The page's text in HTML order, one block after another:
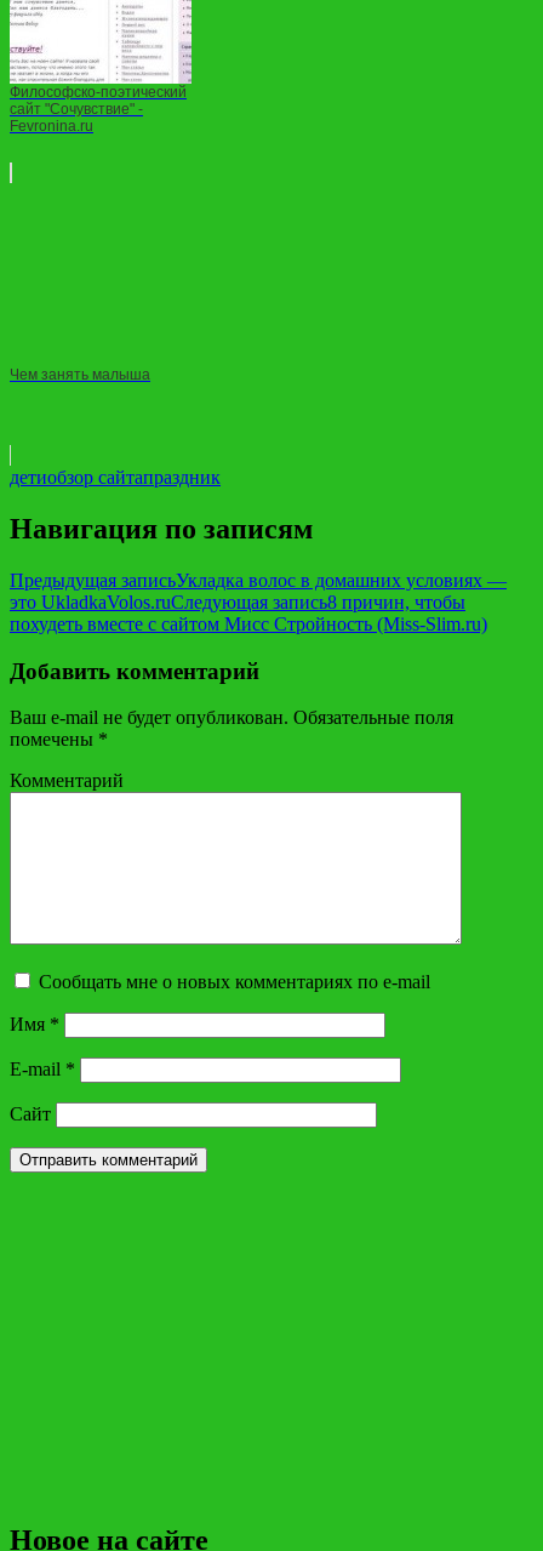
Философско-поэтический
сайт "Сочувствие" -
Fevronina.ru
Чем занять малыша
детиобзор сайтапраздник
Навигация по записям
Предыдущая записьУкладка волос в домашних условиях —
это UkladkaVolos.ruСледующая запись8 причин, чтобы
похудеть вместе с сайтом Мисс Стройность (Miss-Slim.ru)
Добавить комментарий
Ваш e-mail не будет опубликован. Обязательные поля
помечены *
Комментарий
Сообщать мне о новых комментариях по e-mail
Имя *
E-mail *
Сайт
Новое на сайте